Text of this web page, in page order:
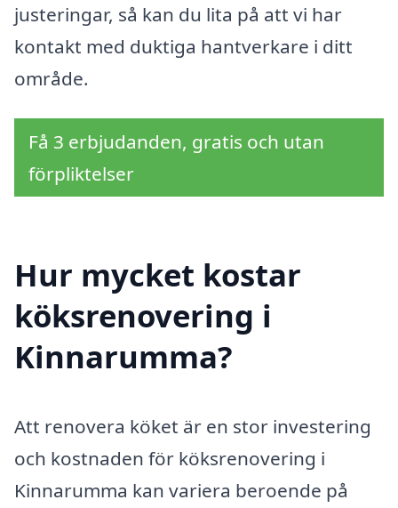
justeringar, så kan du lita på att vi har
kontakt med duktiga hantverkare i ditt
område.
Få 3 erbjudanden, gratis och utan
förpliktelser
Hur mycket kostar
köksrenovering i
Kinnarumma?
Att renovera köket är en stor investering
och kostnaden för köksrenovering i
Kinnarumma kan variera beroende på